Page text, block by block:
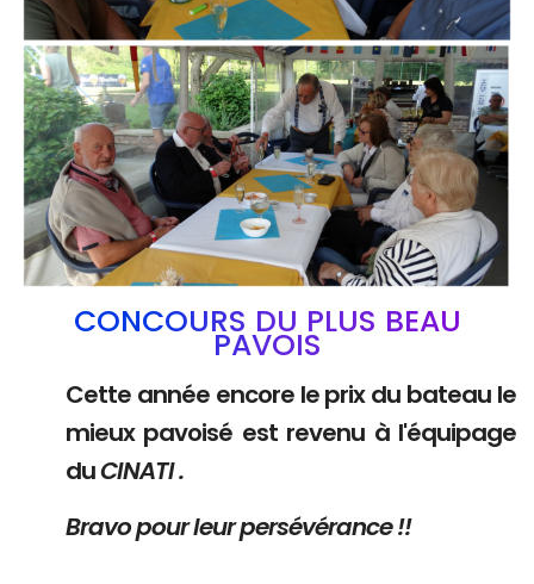
CONCOURS DU PLUS BEAU
PAVOIS
Cette année encore le prix du bateau le
mieux pavoisé est revenu à l'équipage
duCINATI .
Bravo pour leur persévérance !!